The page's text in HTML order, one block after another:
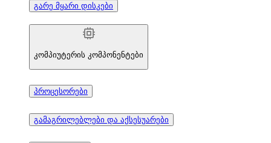
გარე მყარი დისკები
კომპიუტერის კომპონენტები
პროცესორები
გამაგრილებლები და აქსესუარები